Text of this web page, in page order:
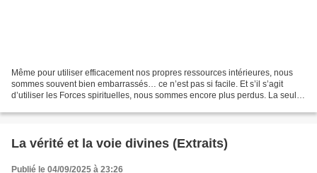
Même pour utiliser efficacement nos propres ressources intérieures, nous
sommes souvent bien embarrassés… ce n’est pas si facile. Et s’il s’agit
d’utiliser les Forces spirituelles, nous sommes encore plus perdus. La seule
La vérité et la voie divines (Extraits)
Publié le 04/09/2025 à 23:26